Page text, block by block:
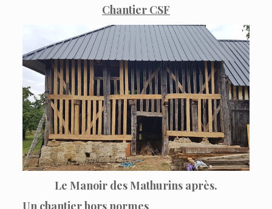
Chantier CSF
Le Manoir des Mathurins après.
Un chantier hors normes